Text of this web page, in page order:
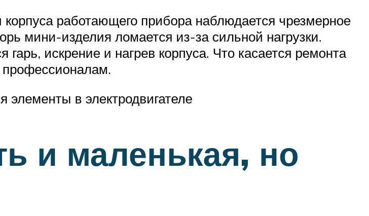
работающего прибора наблюдается чрезмерное
мини-изделия ломается из-за сильной нагрузки.
искрение и нагрев корпуса. Что касается ремонта
профессионалам.
в электродвигателе
и маленькая, но